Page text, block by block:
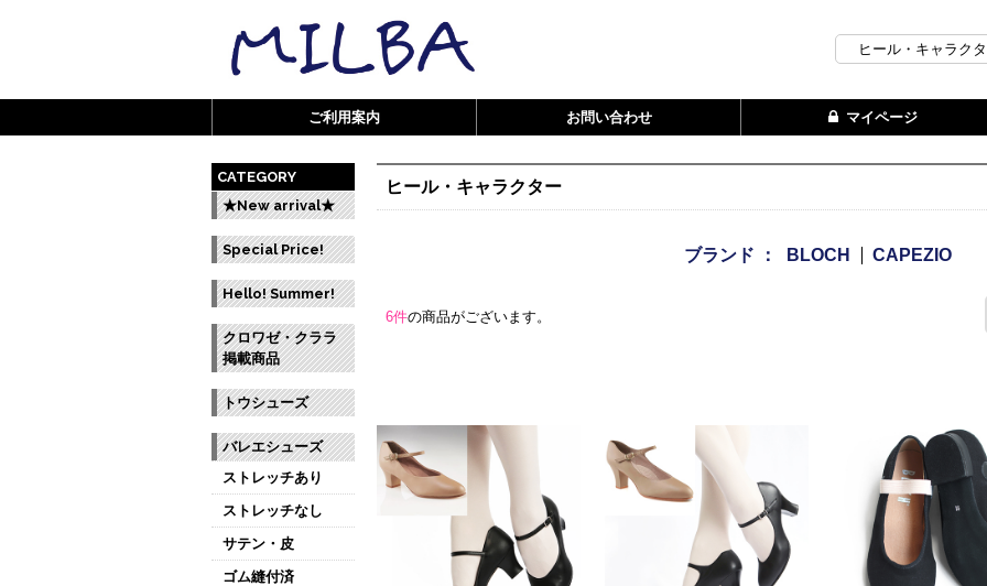
ご利用案内 お問い合わせ マイページ
ヒール・キャラクター
ブランド ： BLOCH CAPEZIO
6件の商品がございます。
CATEGORY
★New arrival★
Special Price!
Hello! Summer!
クロワゼ・クララ
掲載商品
トウシューズ
バレエシューズ
ストレッチあり
ストレッチなし
サテン・皮
ゴム縫付済